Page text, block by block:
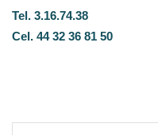
Tel. 3.16.74.38
Cel. 44 32 36 81 50